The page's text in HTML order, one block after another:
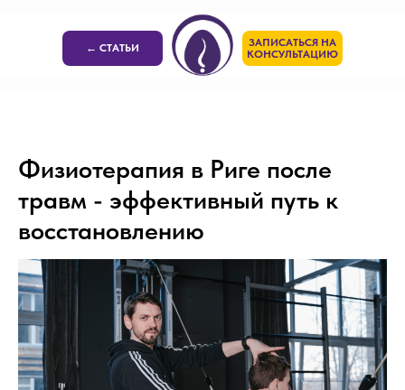
← СТАТЬИ
ЗАПИСАТЬСЯ НА
КОНСУЛЬТАЦИЮ
Физиотерапия в Риге после
травм - эффективный путь к
восстановлению